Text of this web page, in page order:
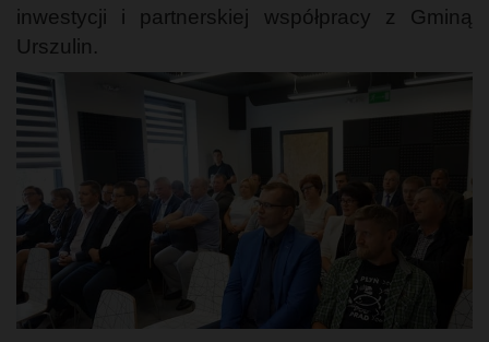
inwestycji i partnerskiej współpracy z Gminą
Urszulin.